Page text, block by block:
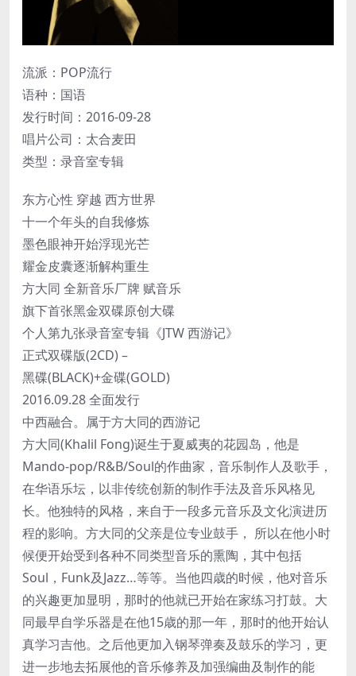
流派：POP流行
语种：国语
发行时间：2016-09-28
唱片公司：太合麦田
类型：录音室专辑
东方心性 穿越 西方世界
十一个年头的自我修炼
墨色眼神开始浮现光芒
耀金皮囊逐渐解构重生
方大同 全新音乐厂牌 赋音乐
旗下首张黑金双碟原创大碟
个人第九张录音室专辑《JTW 西游记》
正式双碟版(2CD) –
黑碟(BLACK)+金碟(GOLD)
2016.09.28 全面发行
中西融合。属于方大同的西游记
方大同(Khalil Fong)诞生于夏威夷的花园岛，他是
Mando-pop/R&B/Soul的作曲家，音乐制作人及歌手，
在华语乐坛，以非传统创新的制作手法及音乐风格见
长。他独特的风格，来自于一段多元音乐及文化演进历
程的影响。方大同的父亲是位专业鼓手， 所以在他小时
候便开始受到各种不同类型音乐的熏陶，其中包括
Soul，Funk及Jazz…等等。当他四歳的时候，他对音乐
的兴趣更加显明，那时的他就已开始在家练习打鼓。大
同最早自学乐器是在他15歳的那一年，那时的他开始认
真学习吉他。之后他更加入钢琴弹奏及鼓乐的学习，更
进一步地去拓展他的音乐修养及加强编曲及制作的能